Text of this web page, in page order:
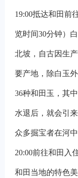
19:00抵达和田前
览时间30分钟）
北坡，自古因生
要产地，除白玉
36种和田玉，其
水退后，就会引来
众多掘宝者在河中
20:00前往和田入
和田当地的特色美